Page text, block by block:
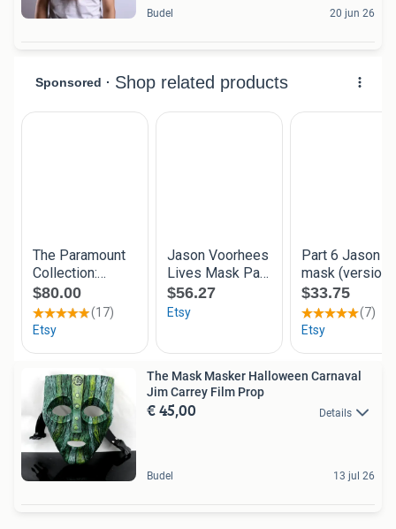
Budel 20 jun 26
The Mask Masker Halloween Carnaval
Jim Carrey Film Prop
€ 45,00 Details
Budel 13 jul 26